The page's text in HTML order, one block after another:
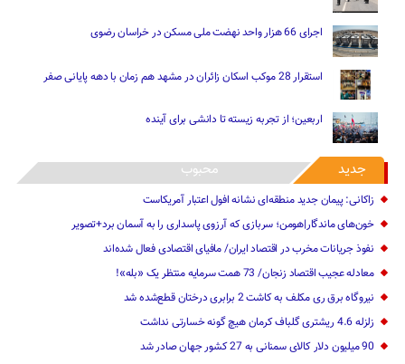
اجرای 66 هزار واحد نهضت ملی مسکن در خراسان رضوی
استقرار 28 موکب اسکان زائران در مشهد هم زمان با دهه پایانی صفر
اربعین؛ از تجربه زیسته تا دانشی برای آینده
جدید محبوب
زاکانی: پیمان جدید منطقه‌ای نشانه افول اعتبار آمریکاست
خون‌های ماندگار|هومن؛ سربازی که آرزوی پاسداری را به آسمان برد+تصویر
نفوذ جریانات مخرب در اقتصاد ایران/ مافیای اقتصادی فعال شده‌اند
معادله عجیب اقتصاد زنجان/ 73 همت سرمایه منتظر یک «بله»!
نیروگاه برق ری مکلف به کاشت 2 برابری درختان قطع‌شده شد
زلزله 4.6 ریشتری گلباف کرمان هیچ گونه خسارتی نداشت
90 میلیون دلار کالای سمنانی به 27 کشور جهان صادر شد